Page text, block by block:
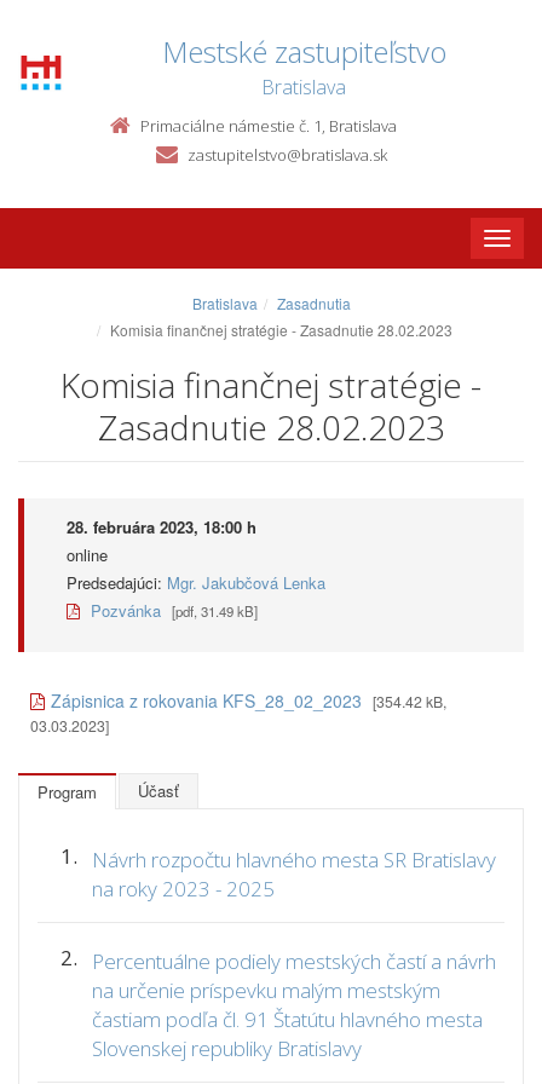
Mestské zastupiteľstvo
Bratislava
Primaciálne námestie č. 1, Bratislava
zastupitelstvo@bratislava.sk
Toggle
Bratislava
Zasadnutia
Komisia finančnej stratégie - Zasadnutie 28.02.2023
Komisia finančnej stratégie -
Zasadnutie 28.02.2023
28. februára 2023, 18:00 h
online
Predsedajúci: Mgr. Jakubčová Lenka
Pozvánka [pdf, 31.49 kB]
Zápisnica z rokovania KFS_28_02_2023 [354.42 kB,
03.03.2023]
Program Účasť
1.
Návrh rozpočtu hlavného mesta SR Bratislavy
na roky 2023 - 2025
2.
Percentuálne podiely mestských častí a návrh
na určenie príspevku malým mestským
častiam podľa čl. 91 Štatútu hlavného mesta
Slovenskej republiky Bratislavy